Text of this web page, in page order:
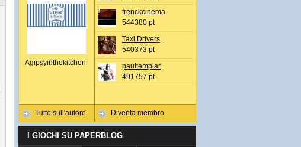
Agipsyinthekitchen
Tutto sull'autore
frenckcinema
544380 pt
Taxi Drivers
540373 pt
paultemplar
491757 pt
Diventa membro
I GIOCHI SU PAPERBLOG